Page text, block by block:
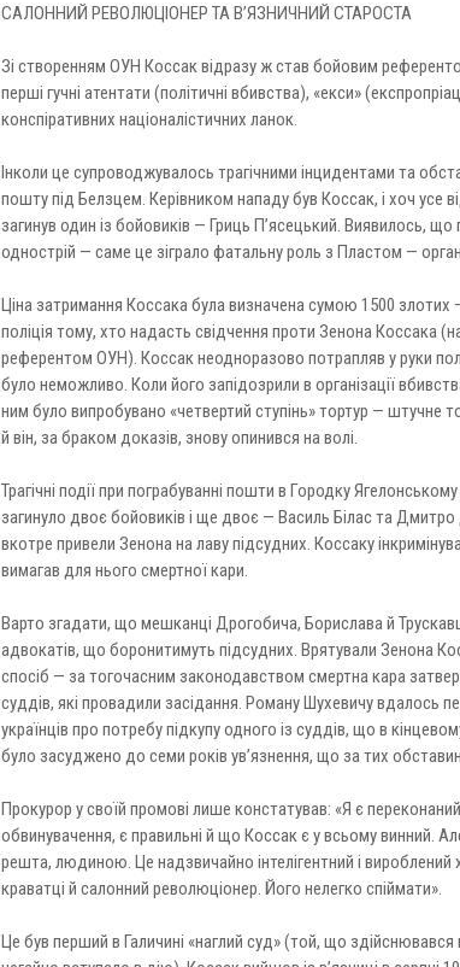
САЛОННИЙ РЕВОЛЮЦІОНЕР ТА В’ЯЗНИЧНИЙ СТАРОСТА
Зі створенням ОУН Коссак відразу ж став бойовим
перші гучні атентати (політичні вбивства), «екси»
конспіративних націоналістичних ланок.
Інколи це супроводжувалось трагічними інцидентами та
пошту під Белзцем. Керівником нападу був Коссак, і хоч усе
загинув один із бойовиків — Гриць П’ясецький. Виявилось,
однострій — саме це зіграло фатальну роль з Пластом —
Ціна затримання Коссака була визначена сумою 1500 злотих
поліція тому, хто надасть свідчення проти Зенона Коссака
референтом ОУН). Коссак неодноразово потрапляв у руки
було неможливо. Коли його запідозрили в організації
ним було випробувано «четвертий ступінь» тортур — штучне
й він, за браком доказів, знову опинився на волі.
Трагічні події при пограбуванні пошти в Городку
загинуло двоє бойовиків і ще двоє — Василь Білас та
вкотре привели Зенона на лаву підсудних. Коссаку
вимагав для нього смертної кари.
Варто згадати, що мешканці Дрогобича, Борислава й
адвокатів, що боронитимуть підсудних. Врятували Зенона
спосіб — за тогочасним законодавством смертна кара
суддів, які провадили засідання. Роману Шухевичу вдалось
українців про потребу підкупу одного із суддів, що в
було засуджено до семи років ув’язнення, що за тих
Прокурор у своїй промові лише констатував: «Я є
обвинувачення, є правильні й що Коссак є у всьому винний.
решта, людиною. Це надзвичайно інтелігентний і
краватці й салонний революціонер. Його нелегко спіймати».
Це був перший в Галичині «наглий суд» (той, що здійснювався